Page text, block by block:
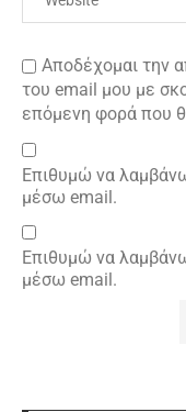
Αποδέχομαι την
του email μου με
επόμενη φορά που
Επιθυμώ να
μέσω email.
Επιθυμώ να
μέσω email.